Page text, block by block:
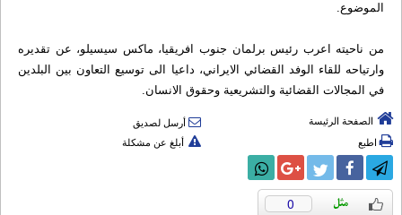
الموضوع.
من ناحيته اعرب رئيس برلمان جنوب افريقيا، ماكس سيسيلو، عن تقديره
وارتياحه للقاء الوفد القضائي الايراني، داعيا الى توسيع التعاون بين البلدين
في المجالات القضائية والتشريعية وحقوق الانسان.
الصفحة الرئيسة
أرسل لصديق
اطبع
أبلغ عن مشكلة
0